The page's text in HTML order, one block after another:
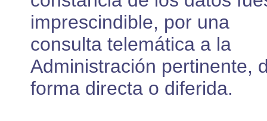
imprescindible, por una
consulta telemática a la
Administración pertinente,
forma directa o diferida.